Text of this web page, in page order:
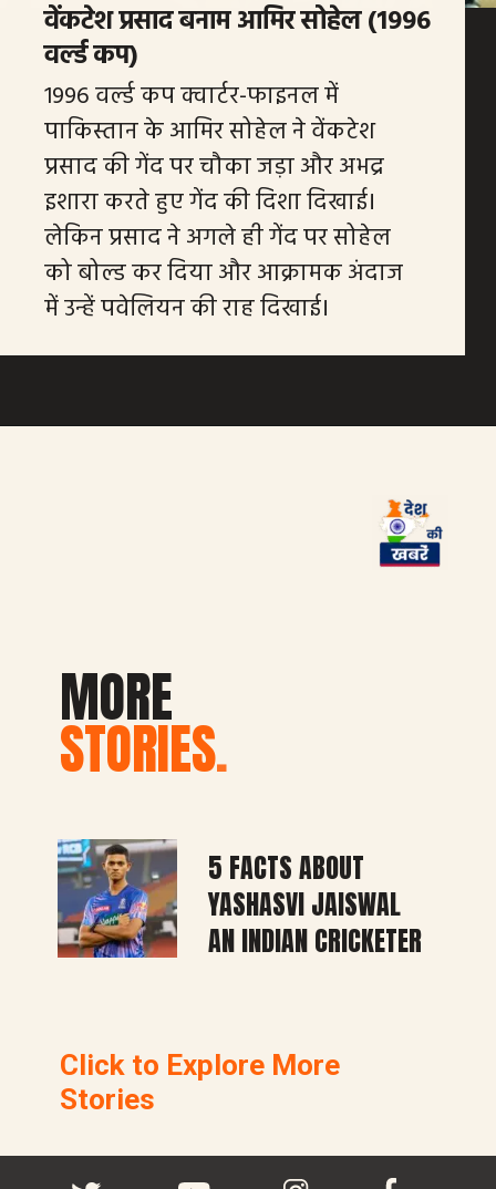
वेंकटेश प्रसाद बनाम आमिर सोहेल (1996
वर्ल्ड कप)
1996 वर्ल्ड कप क्वार्टर-फाइनल में
पाकिस्तान के आमिर सोहेल ने वेंकटेश
प्रसाद की गेंद पर चौका जड़ा और अभद्र
इशारा करते हुए गेंद की दिशा दिखाई।
लेकिन प्रसाद ने अगले ही गेंद पर सोहेल
को बोल्ड कर दिया और आक्रामक अंदाज
में उन्हें पवेलियन की राह दिखाई।
MORE
STORIES.
5 FACTS ABOUT
YASHASVI JAISWAL
AN INDIAN CRICKETER
Click to Explore More
Stories